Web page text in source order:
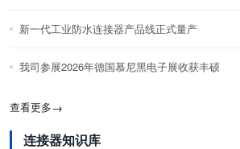
新一代工业防水连接器产品线正式量产
我司参展2026年德国慕尼黑电子展收获丰硕
查看更多→
连接器知识库